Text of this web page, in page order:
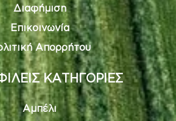
Διαφήμιση
Επικοινωνία
Απορρήτου
ΚΑΤΗΓΟΡΙΕΣ
Αμπέλι